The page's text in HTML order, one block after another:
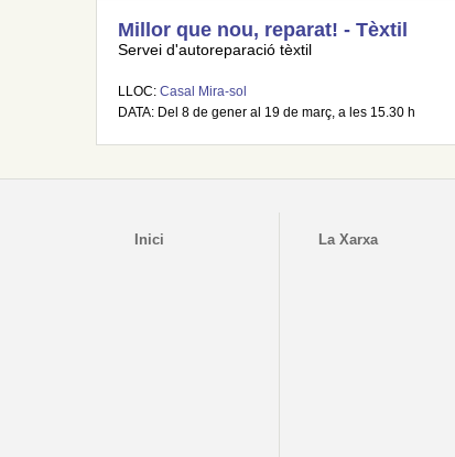
Millor que nou, reparat! - Tèxtil
Servei d'autoreparació tèxtil
LLOC: Casal Mira-sol
DATA: Del 8 de gener al 19 de març, a les 15.30 h
Inici La Xarxa